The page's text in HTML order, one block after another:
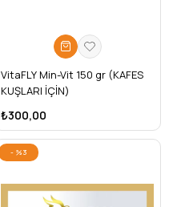
VitaFLY Min-Vit 150 gr (KAFES
KUŞLARI İÇİN)
₺300,00
%3